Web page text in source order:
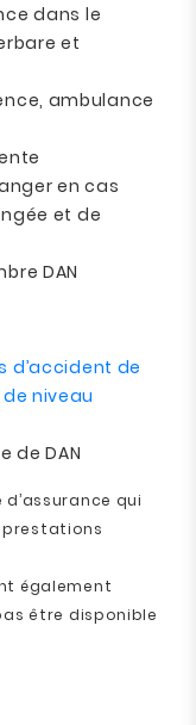
dans le
et
ambulance
en cas
et de
DAN
d’accident de
niveau
de DAN
qui
prestations
également
être disponible